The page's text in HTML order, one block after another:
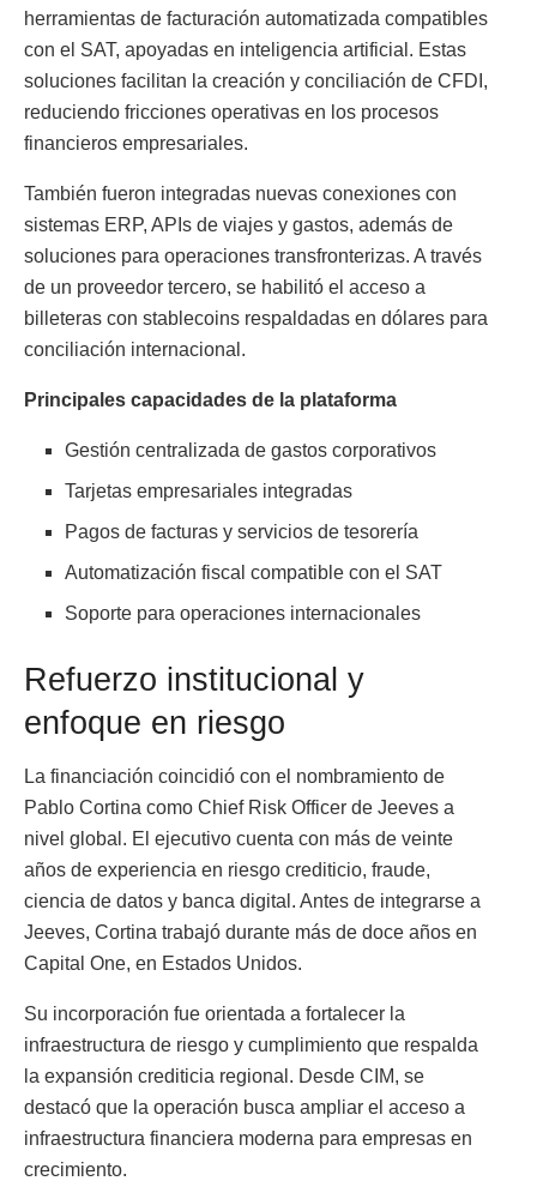
herramientas de facturación automatizada compatibles
con el SAT, apoyadas en inteligencia artificial. Estas
soluciones facilitan la creación y conciliación de CFDI,
reduciendo fricciones operativas en los procesos
financieros empresariales.
También fueron integradas nuevas conexiones con
sistemas ERP, APIs de viajes y gastos, además de
soluciones para operaciones transfronterizas. A través
de un proveedor tercero, se habilitó el acceso a
billeteras con stablecoins respaldadas en dólares para
conciliación internacional.
Principales capacidades de la plataforma
Gestión centralizada de gastos corporativos
Tarjetas empresariales integradas
Pagos de facturas y servicios de tesorería
Automatización fiscal compatible con el SAT
Soporte para operaciones internacionales
Refuerzo institucional y
enfoque en riesgo
La financiación coincidió con el nombramiento de
Pablo Cortina como Chief Risk Officer de Jeeves a
nivel global. El ejecutivo cuenta con más de veinte
años de experiencia en riesgo crediticio, fraude,
ciencia de datos y banca digital. Antes de integrarse a
Jeeves, Cortina trabajó durante más de doce años en
Capital One, en Estados Unidos.
Su incorporación fue orientada a fortalecer la
infraestructura de riesgo y cumplimiento que respalda
la expansión crediticia regional. Desde CIM, se
destacó que la operación busca ampliar el acceso a
infraestructura financiera moderna para empresas en
crecimiento.